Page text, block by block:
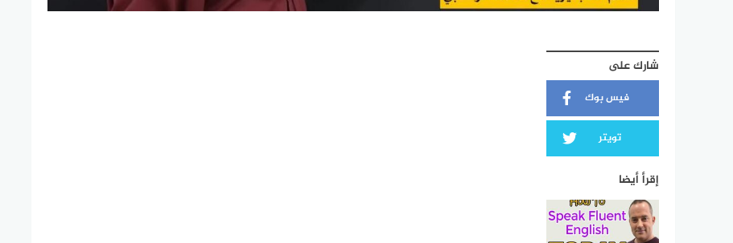
شارك على
فيس بوك
تويتر
إقرأ أيضا